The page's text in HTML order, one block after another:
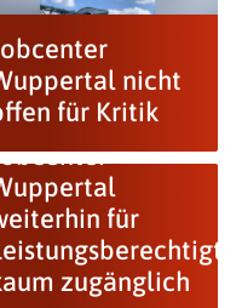
nicht
für Kritik
für
zugänglich